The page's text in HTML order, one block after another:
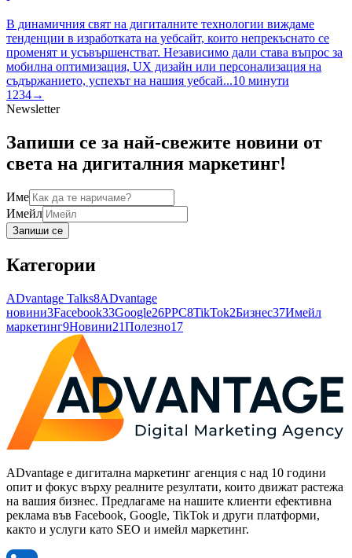
В динамичния свят на дигиталните технологии виждаме
тенденции в изработката на уебсайт, които непрекъснато се
променят и усъвършенстват. Независимо дали става въпрос за
мобилна оптимизация, UX дизайн или персонализация на
съдържанието, успехът на нашия уебсай...10 минути
1 234→
Newsletter
Запиши се за най-свежите новини от
света на дигиталния маркетинг!
Име
Имейл
Запиши се
Категории
ADvantage Talks8ADvantage
новини3Facebook33Google26PPC8TikTok2Бизнес37Имейл
маркетинг9Новини21Полезно17
ADvantage е дигитална маркетинг агенция с над 10 години
опит и фокус върху реалните резултати, които движат растежа
на вашия бизнес. Предлагаме на нашите клиенти ефективна
реклама във Facebook, Google, TikTok и други платформи,
както и услуги като SEO и имейл маркетинг.